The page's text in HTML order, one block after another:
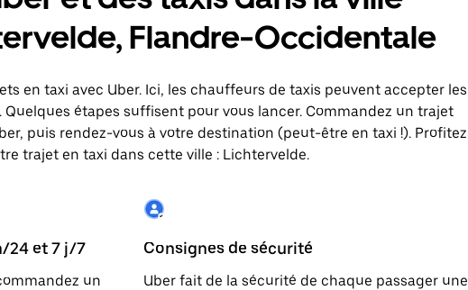
Flandre-Occidentale
en taxi avec Uber. Ici, les chauffeurs de taxis peuvent accepter les
Quelques étapes suffisent pour vous lancer. Commandez un trajet
puis rendez-vous à votre destination (peut-être en taxi !). Profitez
trajet en taxi dans cette ville : Lichtervelde.
24 et 7 j/7
un
Consignes de sécurité
Uber fait de la sécurité de chaque passager une